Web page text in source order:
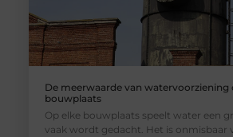
De meerwaarde van watervoorziening
bouwplaats
Op elke bouwplaats speelt water een
vaak wordt gedacht. Het is onmisbaar